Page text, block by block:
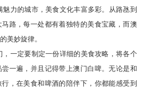
魅力的城市，美食文化丰富多彩。从路氹到
路，每一处都有着独特的美食宝藏，而澳
美妙旋律。
，一定要制定一份详细的美食攻略，将各个
一遍，并且记得带上澳门白啤。无论是和
，在美食和啤酒的陪伴下，你都能感受到